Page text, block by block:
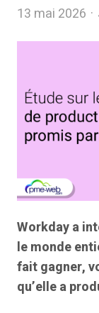
13 mai 2026
Workday a
le monde
fait gagner,
qu’elle a